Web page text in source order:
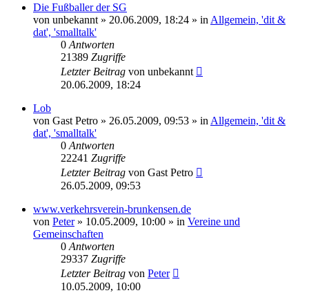
Die Fußballer der SG
von unbekannt » 20.06.2009, 18:24 » in Allgemein, 'dit &
dat', 'smalltalk'
0 Antworten
21389 Zugriffe
Letzter Beitrag von unbekannt
20.06.2009, 18:24
Lob
von Gast Petro » 26.05.2009, 09:53 » in Allgemein, 'dit &
dat', 'smalltalk'
0 Antworten
22241 Zugriffe
Letzter Beitrag von Gast Petro
26.05.2009, 09:53
www.verkehrsverein-brunkensen.de
von Peter» 10.05.2009, 10:00 » in Vereine und
Gemeinschaften
0 Antworten
29337 Zugriffe
Letzter Beitrag von Peter
10.05.2009, 10:00